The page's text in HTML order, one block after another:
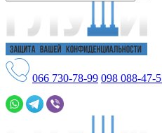
066 730-78-99 098 088-47-